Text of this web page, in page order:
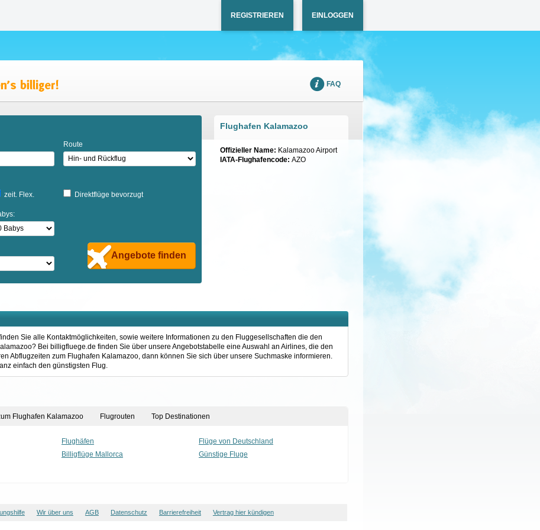
REGISTRIEREN EINLOGGEN
FAQ
Route
zeit. Flex.
Direktflüge bevorzugt
Angebote finden
Flughafen Kalamazoo
Offizieller Name: Kalamazoo Airport
IATA-Flughafencode: AZO
Sie alle Kontaktmöglichkeiten, sowie weitere Informationen zu den Fluggesellschaften die den
Bei billigfluege.de finden Sie über unsere Angebotstabelle eine Auswahl an Airlines, die den
Abflugzeiten zum Flughafen Kalamazoo, dann können Sie sich über unsere Suchmaske informieren.
einfach den günstigsten Flug.
Flughafen Kalamazoo Flugrouten Top Destinationen
Flughäfen
Flüge von Deutschland
Billigflüge Mallorca
Günstige Fluge
Wir über uns AGB Datenschutz Barrierefreiheit Vertrag hier kündigen